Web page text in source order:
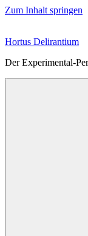
Zum Inhalt springen
Hortus Delirantium
Der Experimental-